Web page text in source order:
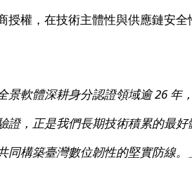
授權，在技術主體性與供應鏈安全
景軟體深耕身分認證領域逾 26 年
證，正是我們長期技術積累的最好
構築臺灣數位韌性的堅實防線。